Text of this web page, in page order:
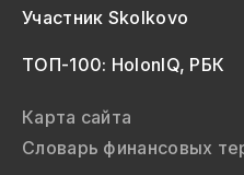
Участник Skolkovo
ТОП-100: HolonIQ, РБК
Карта сайта
Словарь финансовых